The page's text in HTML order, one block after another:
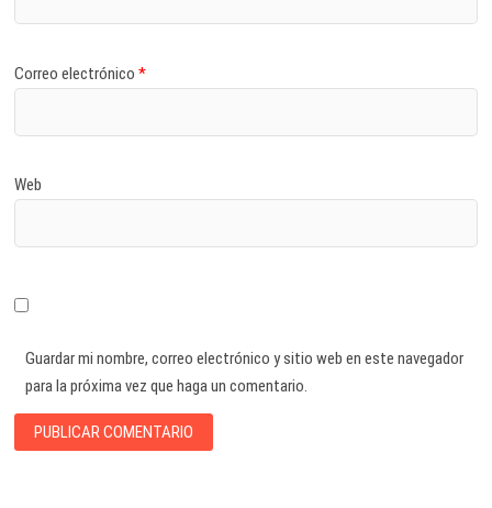
Correo electrónico*
Web
Guardar mi nombre, correo electrónico y sitio web en este navegador
para la próxima vez que haga un comentario.